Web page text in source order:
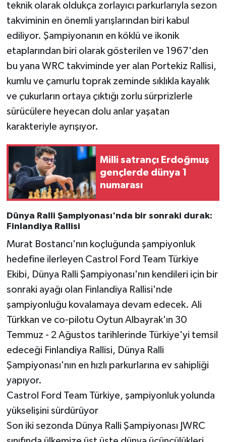
teknik olarak oldukça zorlayıcı parkurlarıyla sezon
takviminin en önemli yarışlarından biri kabul
ediliyor. Şampiyonanın en köklü ve ikonik
etaplarından biri olarak gösterilen ve 1967'den
bu yana WRC takviminde yer alan Portekiz Rallisi,
kumlu ve çamurlu toprak zeminde sıklıkla kayalık
ve çukurların ortaya çıktığı zorlu sürprizlerle
sürücülere heyecan dolu anlar yaşatan
karakteriyle ayrışıyor.
Milli satrançı Erdoğmuş
gençlerde dünya 1
numarası
Dünya Ralli Şampiyonası'nda bir sonraki durak:
Finlandiya Rallisi
Murat Bostancı'nın koçluğunda şampiyonluk
hedefine ilerleyen Castrol Ford Team Türkiye
Ekibi, Dünya Ralli Şampiyonası'nın kendileri için bir
sonraki ayağı olan Finlandiya Rallisi'nde
şampiyonluğu kovalamaya devam edecek. Ali
Türkkan ve co-pilotu Oytun Albayrak'ın 30
Temmuz - 2 Ağustos tarihlerinde Türkiye'yi temsil
edeceği Finlandiya Rallisi, Dünya Ralli
Şampiyonası'nın en hızlı parkurlarına ev sahipliği
yapıyor.
Castrol Ford Team Türkiye, şampiyonluk yolunda
yükselişini sürdürüyor
Son iki sezonda Dünya Ralli Şampiyonası JWRC